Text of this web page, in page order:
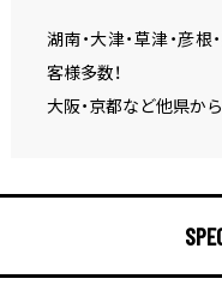
湖南・大津・草津・彦
客様多数！
大阪・京都など他県か